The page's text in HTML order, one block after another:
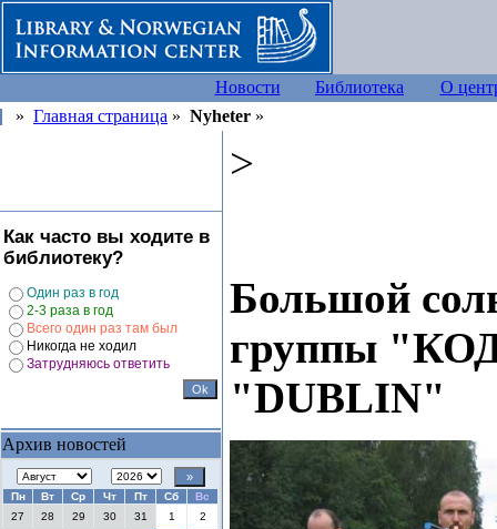
Новости Библиотека
О
» Главная страница » Nyheter »
Как часто вы ходите в
библиотеку?
Один раз в год
2-3 раза в год
Всего один раз там был
Никогда не ходил
Затрудняюсь ответить
Архив новостей
Пн Вт Ср Чт Пт Сб
Вс
27
28 29 30 31 1 2
>
Большой
группы
"DUBLIN"